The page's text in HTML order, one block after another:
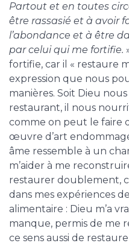
Partout et en toutes
être rassasié et à avoir
l’abondance et à être
par celui qui me fortifie.
fortifie, car il « restaure
expression que nous
manières. Soit Dieu
restaurant, il nous
comme on peut le faire
œuvre d’art
âme ressemble à un
m’aider à me
restaurer doublement,
dans mes expériences
alimentaire : Dieu m’a
manque, permis de me
ce sens aussi de